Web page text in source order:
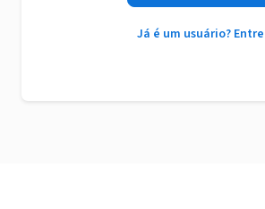
Já é um usuário? Entre